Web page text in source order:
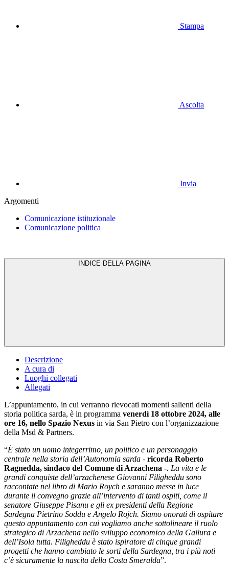
Stampa
Ascolta
Invia
Argomenti
Comunicazione istituzionale
Comunicazione politica
Descrizione
A cura di
Luoghi collegati
Allegati
L’appuntamento, in cui verranno rievocati momenti salienti della
storia politica sarda, è in programma venerdì 18 ottobre 2024, alle
ore 16, nello Spazio Nexus in via San Pietro con l’organizzazione
della Msd & Partners.
“È stato un uomo integerrimo, un politico e un personaggio
centrale nella storia dell’Autonomia sarda - ricorda Roberto
Ragnedda, sindaco del Comune di Arzachena -. La vita e le
grandi conquiste dell’arzachenese Giovanni Filigheddu sono
raccontate nel libro di Mario Roych e saranno messe in luce
durante il convegno grazie all’intervento di tanti ospiti, come il
senatore Giuseppe Pisanu e gli ex presidenti della Regione
Sardegna Pietrino Soddu e Angelo Rojch. Siamo onorati di ospitare
questo appuntamento con cui vogliamo anche sottolineare il ruolo
strategico di Arzachena nello sviluppo economico della Gallura e
dell’Isola tutta. Filigheddu è stato ispiratore di cinque grandi
progetti che hanno cambiato le sorti della Sardegna, tra i più noti
c’è sicuramente la nascita della Costa Smeralda”.